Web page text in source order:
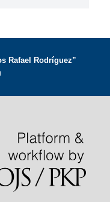
Rafael Rodríguez”